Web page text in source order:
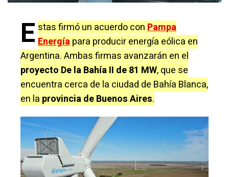
E stas firmó un acuerdo conPampa
Energíapara producir energía eólica en
Argentina. Ambas firmas avanzarán en el
proyecto De la Bahía II de 81 MW, que se
encuentra cerca de la ciudad de Bahía Blanca,
en la provincia de Buenos Aires.